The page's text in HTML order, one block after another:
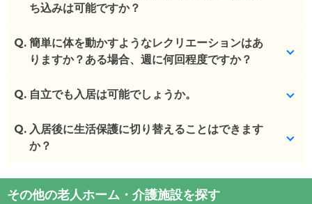
ち込みは可能ですか？
事前予約は不要です。日中の面会となります。夜間
帯（19時以降）は事前に申告をお願いします。
(回答者: 施設担当者,回答日: 2024/03/13)
Q. 簡単に体を動かすようなレクリエーションはあ
りますか？ある場合、週に何回程度ですか？
デイサービスのご利用となります。
(回答者: 施設担当者,回答日: 2024/03/13)
Q. 自立でも入居は可能でしょうか。
はい、可能です。
Q. 入居後に生活保護に切り替えることはできます
か？
生活保護の方の受け入れ自体をしておりません。
その他の老人ホーム・介護施設を探す